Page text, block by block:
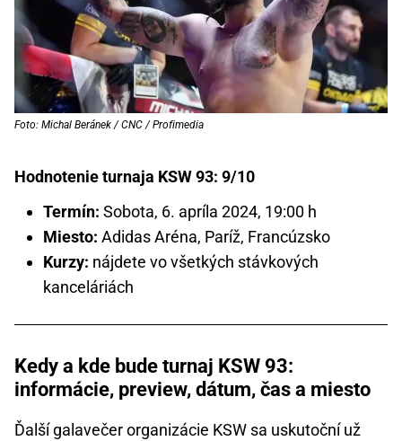
Foto: Michal Beránek / CNC / Profimedia
Hodnotenie turnaja KSW 93: 9/10
Termín: Sobota, 6. apríla 2024, 19:00 h
Miesto: Adidas Aréna, Paríž, Francúzsko
Kurzy: nájdete vo všetkých stávkových
kanceláriách
Kedy a kde bude turnaj KSW 93:
informácie, preview, dátum, čas a miesto
Ďalší galavečer organizácie KSW sa uskutoční už